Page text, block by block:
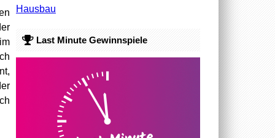
Hausbau
Last Minute Gewinnspiele